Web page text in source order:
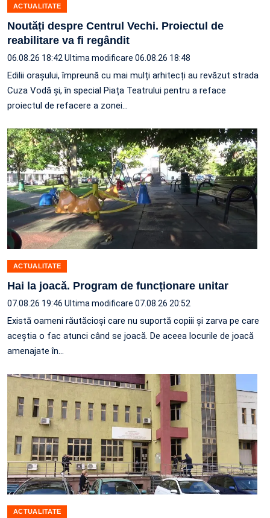
ACTUALITATE
Noutăți despre Centrul Vechi. Proiectul de
reabilitare va fi regândit
06.08.26 18:42Ultima modificare 06.08.26 18:48
Edilii orașului, împreună cu mai mulți arhitecți au revăzut strada
Cuza Vodă și, în special Piața Teatrului pentru a reface
proiectul de refacere a zonei…
ACTUALITATE
Hai la joacă. Program de funcționare unitar
07.08.26 19:46 Ultima modificare 07.08.26 20:52
Există oameni răutăcioși care nu suportă copiii și zarva pe care
aceștia o fac atunci când se joacă. De aceea locurile de joacă
amenajate în…
ACTUALITATE